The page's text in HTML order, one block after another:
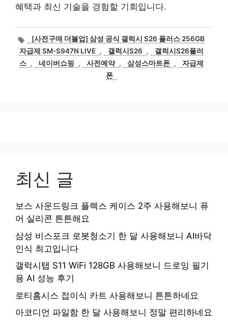
혜택과 최신 기술을 경험할 기회입니다.
태
그
[사전구매 더블업] 삼성 공식 갤럭시 S26 플러스 256GB
자급제 SM-S947N LIVE , 갤럭시S26 ,
갤럭시S26플러
스 , 네이버쇼핑 , 사전예약 , 삼성스마트폰 ,
자급제
폰
최신 글
보스 사운드링크 플렉스 케이스 2주 사용해보니 퓨
어 실리콘 튼튼해요
삼성 비스포크 로봇청소기 한 달 사용해보니 AI바닥
인식 최고입니다
갤럭시탭 S11 WiFi 128GB 사용해보니 드로잉 필기
용 AI 성능 후기
로티홈시스 접이식 카트 사용해보니 튼튼하네요
아코디언 파일함 한 달 사용해보니 정말 편리하네요